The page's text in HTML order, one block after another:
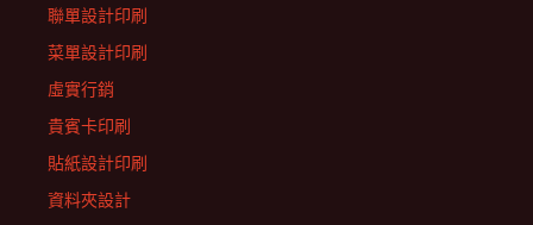
聯單設計印刷
菜單設計印刷
虛實行銷
貴賓卡印刷
貼紙設計印刷
資料夾設計